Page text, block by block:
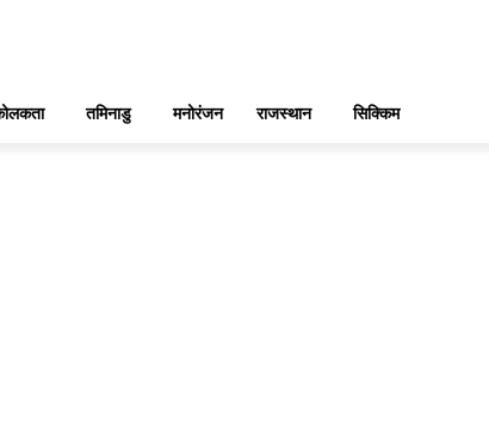
तमिनाडु मनोरंजन राजस्थान सिक्किम